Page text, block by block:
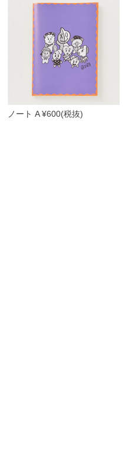
ノート A ¥600(税抜)